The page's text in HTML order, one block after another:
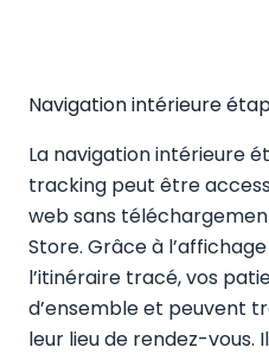
Navigation intérieure
La navigation intérieure
tracking peut être
web sans
Store. Grâce à
l’itinéraire tracé, vos
d’ensemble et peuvent
leur lieu de rendez-vous.